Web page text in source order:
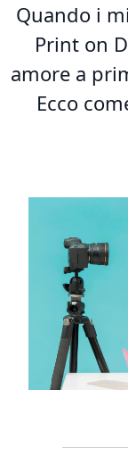
Quando i
Print on
amore a
Ecco